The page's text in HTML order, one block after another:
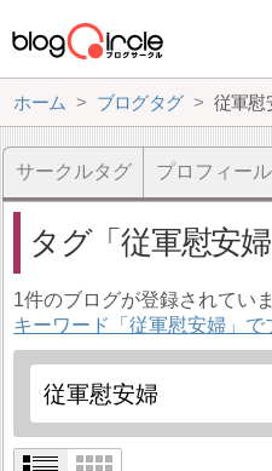
ホーム ブログタグ 従軍慰
サークルタグ プロフィー
タグ 従軍慰安婦
1件のブログが登録されていま
キーワード「従軍慰安婦」で